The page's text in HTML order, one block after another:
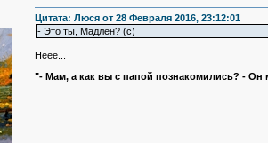
Цитата: Люся от 28 Февраля 2016, 23:12:01
- Это ты, Мадлен? (с)
Неее...
"- Мам, а как вы с папой познакомились? - Он